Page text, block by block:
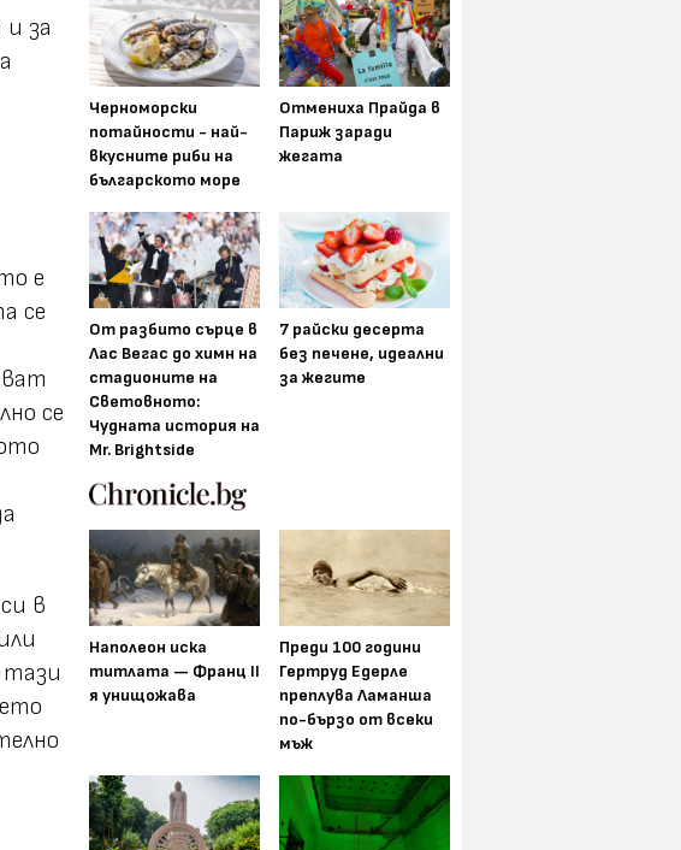
за
е
се
се
в
Черноморски
потайности - най-
вкусните риби на
българското море
Отмениха Прайда в
Париж заради
жегата
От разбито сърце в
Лас Вегас до химн на
стадионите на
Световното:
Чудната история на
Mr. Brightside
7 райски десерта
без печене, идеални
за жегите
Наполеон иска
титлата — Франц II
я унищожава
Преди 100 години
Гертруд Едерле
преплува Ламанша
по-бързо от всеки
мъж